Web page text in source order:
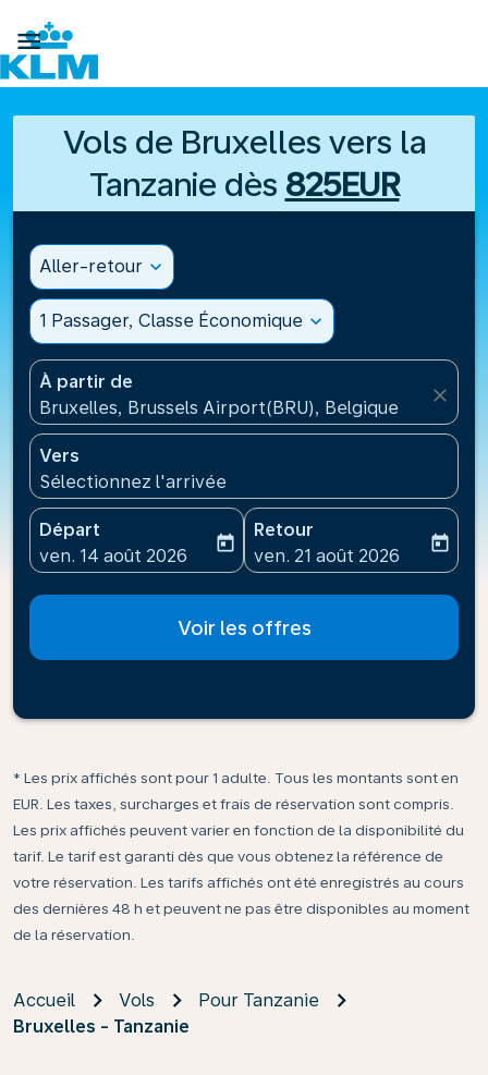

Vols de Bruxelles vers la
Tanzanie dès 825EUR
Aller-retour expand_more
1 Passager, Classe Économique expand_more
À partir de
Bruxelles, Brussels Airport(BRU), Belgique
close
Vers
Sélectionnez l'arrivée
Départ
fc-booking-departure-date-aria-label
ven. 14 août 2026
today
Retour
fc-booking-return-date-
ven. 21 août 2026
today
Voir les offres
* Les prix affichés sont pour 1 adulte. Tous les montants sont en
EUR. Les taxes, surcharges et frais de réservation sont compris.
Les prix affichés peuvent varier en fonction de la disponibilité du
tarif. Le tarif est garanti dès que vous obtenez la référence de
votre réservation. Les tarifs affichés ont été enregistrés au cours
des dernières 48 h et peuvent ne pas être disponibles au moment
de la réservation.
Accueil Vols
Pour Tanzanie
Bruxelles - Tanzanie